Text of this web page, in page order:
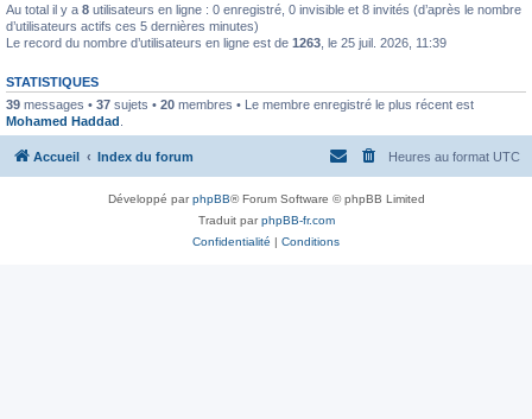
Au total il y a 8 utilisateurs en ligne : 0 enregistré, 0 invisible et 8 invités (d’après le nombre
d’utilisateurs actifs ces 5 dernières minutes)
Le record du nombre d’utilisateurs en ligne est de 1263 , le 25 juil. 2026, 11:39
STATISTIQUES
39 messages • 37 sujets • 20 membres • Le membre enregistré le plus récent est
Mohamed Haddad
Accueil Index du forum Heures au format UTC
Développé parphpBB® Forum Software © phpBB Limited
Traduit parphpBB-fr.com
Confidentialité | Conditions